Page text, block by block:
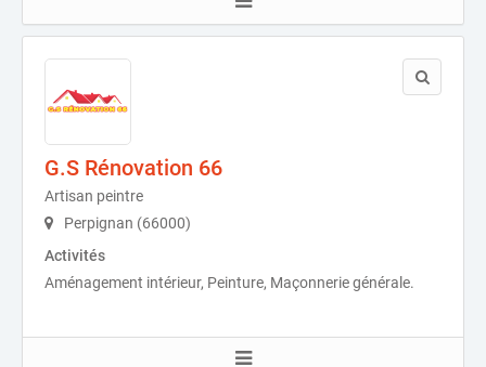
G.S Rénovation 66
Artisan peintre
Perpignan (66000)
Activités
Aménagement intérieur, Peinture, Maçonnerie générale.